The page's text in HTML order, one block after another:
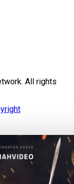
All rights